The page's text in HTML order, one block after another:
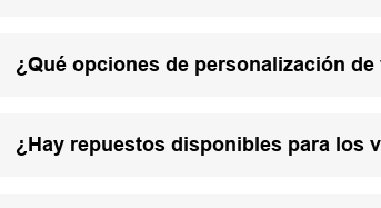
¿Qué opciones de personalización
¿Hay repuestos disponibles para los